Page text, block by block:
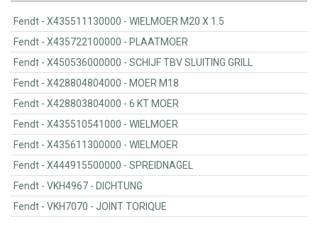
Fendt - X435511130000 - WIELMOER M20 X 1.5
Fendt - X435722100000 - PLAATMOER
Fendt - X450536000000 - SCHIJF TBV SLUITING GRILL
Fendt - X428804804000 - MOER M18
Fendt - X428803804000 - 6 KT MOER
Fendt - X435510541000 - WIELMOER
Fendt - X435611300000 - WIELMOER
Fendt - X444915500000 - SPREIDNAGEL
Fendt - VKH4967 - DICHTUNG
Fendt - VKH7070 - JOINT TORIQUE